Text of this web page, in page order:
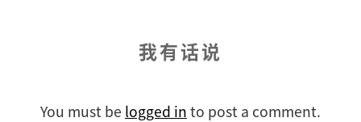
我有话说
You must be logged in to post a comment.